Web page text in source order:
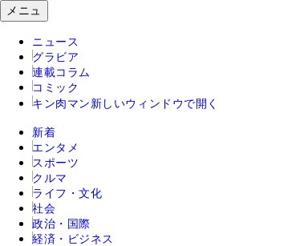
メニュ
ニュース
グラビア
連載コラム
コミック
キン肉マン 新しいウィンドウで開く
新着
エンタメ
スポーツ
クルマ
ライフ・文化
社会
政治・国際
経済・ビジネス